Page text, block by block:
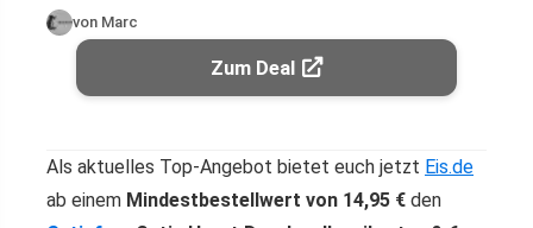
von Marc
Zum Deal
Als aktuelles Top-Angebot bietet euch jetzt Eis.de
ab einem Mindestbestellwert von 14,95 € den